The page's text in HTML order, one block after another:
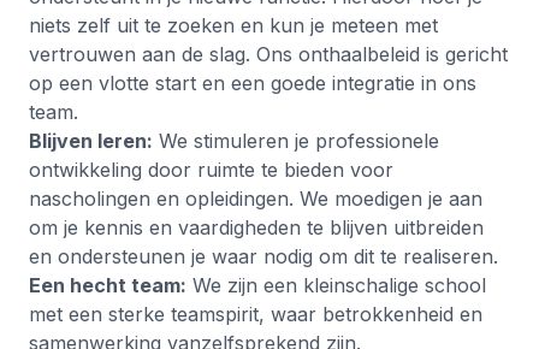
niets zelf uit te zoeken en kun je meteen met
vertrouwen aan de slag. Ons onthaalbeleid is gericht
op een vlotte start en een goede integratie in ons
team.
Blijven leren: We stimuleren je professionele
ontwikkeling door ruimte te bieden voor
nascholingen en opleidingen. We moedigen je aan
om je kennis en vaardigheden te blijven uitbreiden
en ondersteunen je waar nodig om dit te realiseren.
Een hecht team: We zijn een kleinschalige school
met een sterke teamspirit, waar betrokkenheid en
samenwerking vanzelfsprekend zijn.